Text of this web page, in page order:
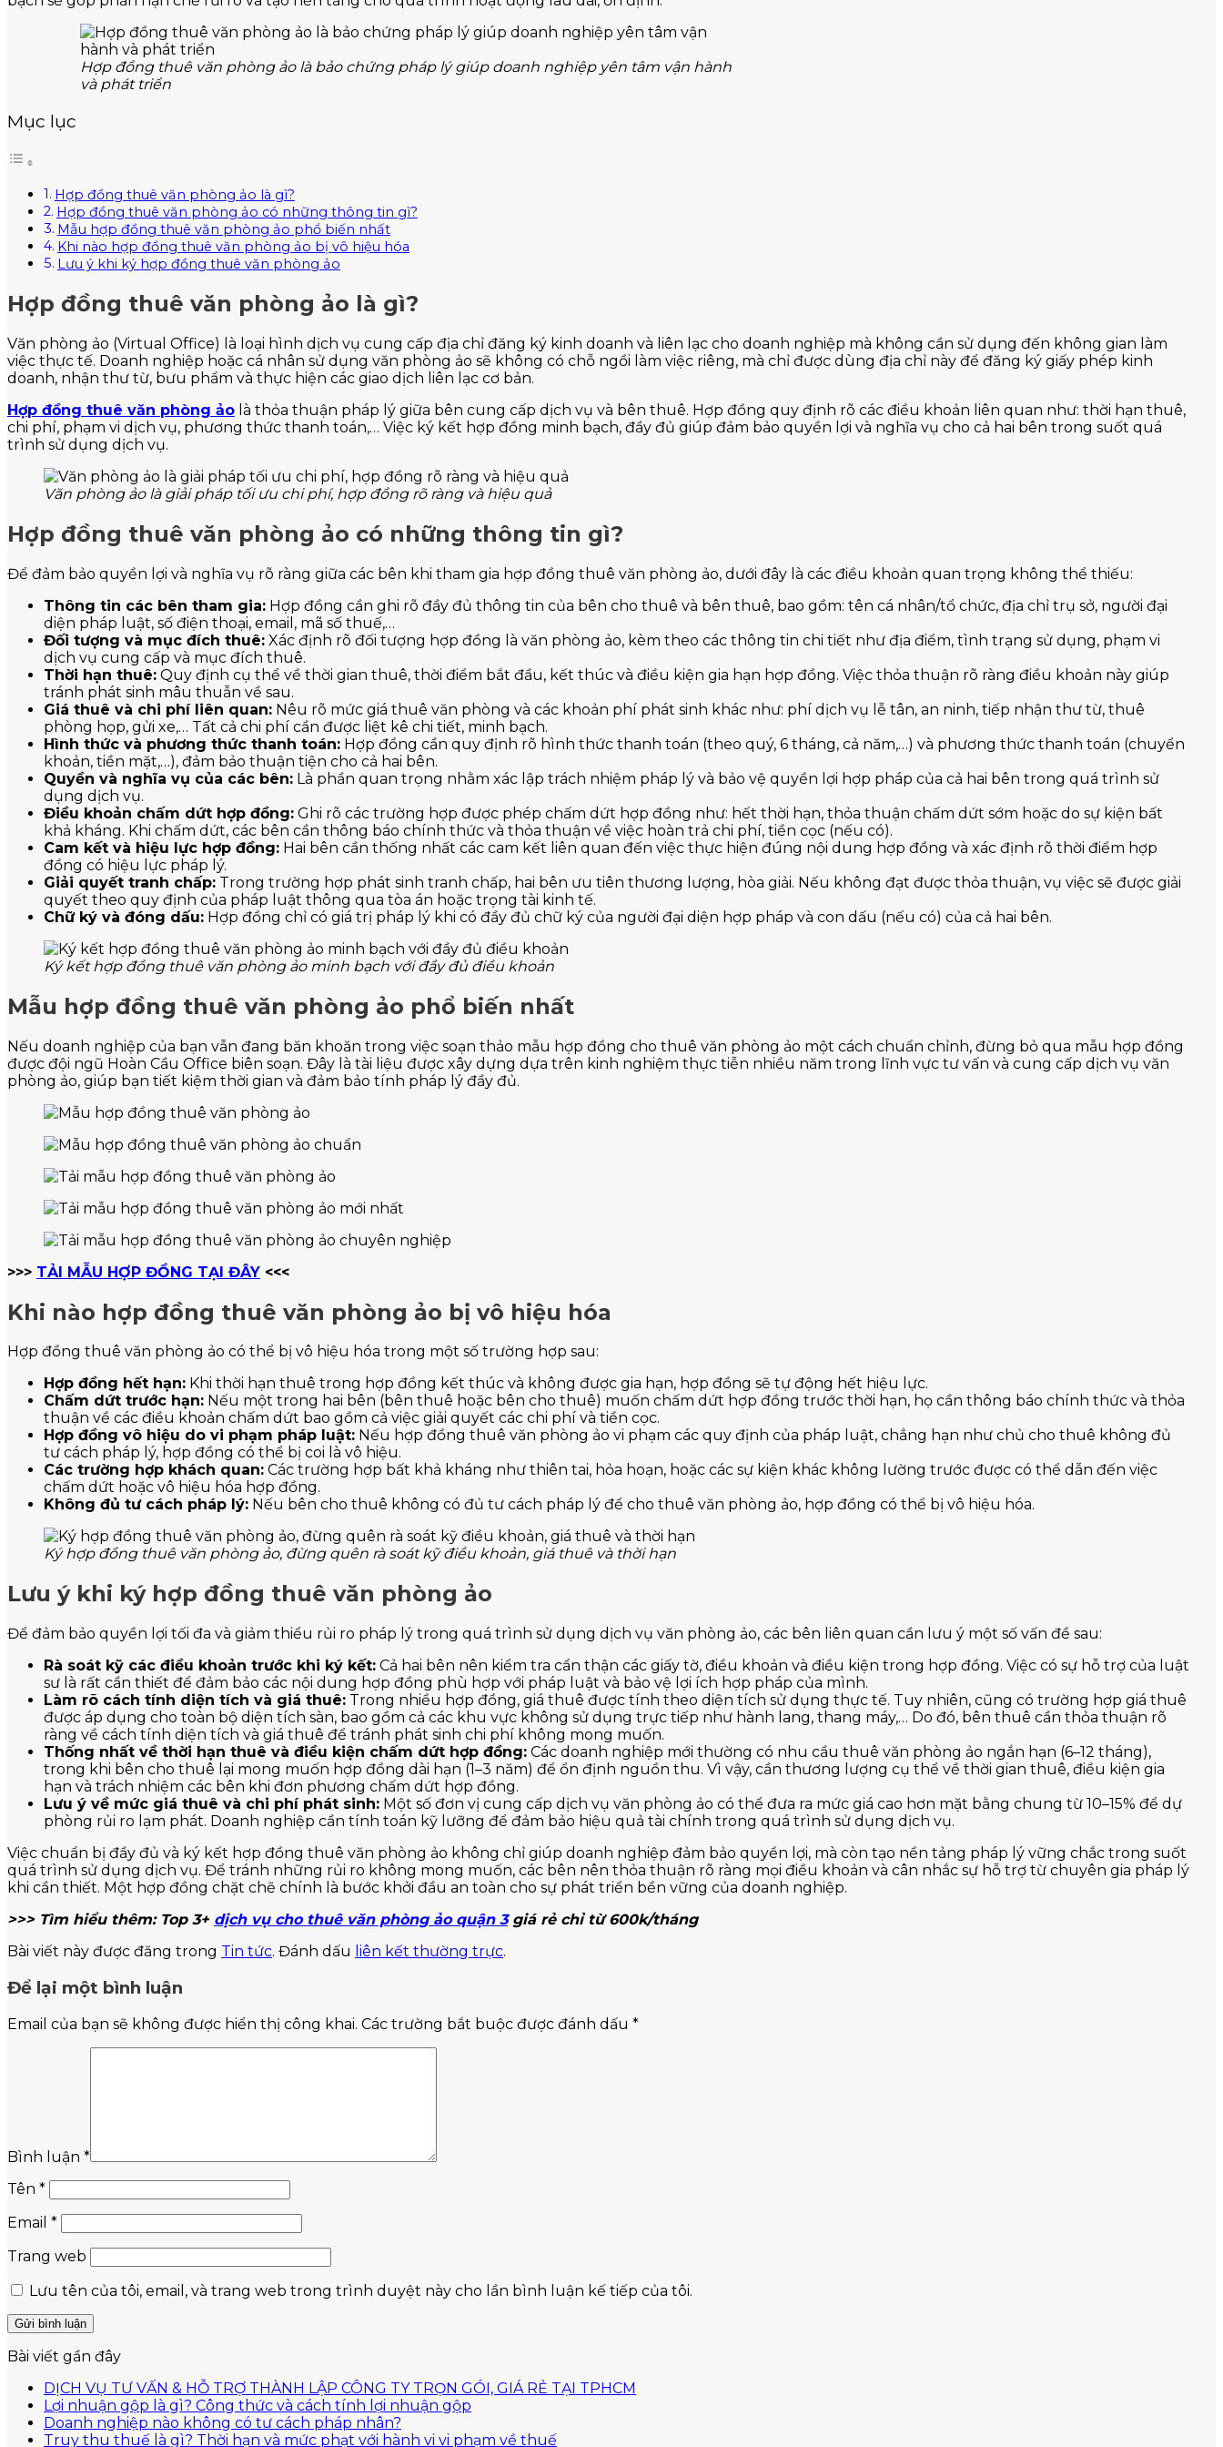
Hợp đồng thuê văn phòng ảo là bảo chứng pháp lý giúp doanh nghiệp yên tâm vận hành
và phát triển
Mục lục
Hợp đồng thuê văn phòng ảo là gì?
Hợp đồng thuê văn phòng ảo có những thông tin gì?
Mẫu hợp đồng thuê văn phòng ảo phổ biến nhất
Khi nào hợp đồng thuê văn phòng ảo bị vô hiệu hóa
Lưu ý khi ký hợp đồng thuê văn phòng ảo
Hợp đồng thuê văn phòng ảo là gì?
Văn phòng ảo (Virtual Office) là loại hình dịch vụ cung cấp địa chỉ đăng ký kinh doanh và liên lạc cho doanh nghiệp mà không cần sử dụng đến không gian làm
việc thực tế. Doanh nghiệp hoặc cá nhân sử dụng văn phòng ảo sẽ không có chỗ ngồi làm việc riêng, mà chỉ được dùng địa chỉ này để đăng ký giấy phép kinh
doanh, nhận thư từ, bưu phẩm và thực hiện các giao dịch liên lạc cơ bản.
Hợp đồng thuê văn phòng ảo là thỏa thuận pháp lý giữa bên cung cấp dịch vụ và bên thuê. Hợp đồng quy định rõ các điều khoản liên quan như: thời hạn thuê,
chi phí, phạm vi dịch vụ, phương thức thanh toán,… Việc ký kết hợp đồng minh bạch, đầy đủ giúp đảm bảo quyền lợi và nghĩa vụ cho cả hai bên trong suốt quá
trình sử dụng dịch vụ.
Văn phòng ảo là giải pháp tối ưu chi phí, hợp đồng rõ ràng và hiệu quả
Hợp đồng thuê văn phòng ảo có những thông tin gì?
Để đảm bảo quyền lợi và nghĩa vụ rõ ràng giữa các bên khi tham gia hợp đồng thuê văn phòng ảo, dưới đây là các điều khoản quan trọng không thể thiếu:
Thông tin các bên tham gia: Hợp đồng cần ghi rõ đầy đủ thông tin của bên cho thuê và bên thuê, bao gồm: tên cá nhân/tổ chức, địa chỉ trụ sở, người đại
diện pháp luật, số điện thoại, email, mã số thuế,…
Đối tượng và mục đích thuê: Xác định rõ đối tượng hợp đồng là văn phòng ảo, kèm theo các thông tin chi tiết như địa điểm, tình trạng sử dụng, phạm vi
dịch vụ cung cấp và mục đích thuê.
Thời hạn thuê: Quy định cụ thể về thời gian thuê, thời điểm bắt đầu, kết thúc và điều kiện gia hạn hợp đồng. Việc thỏa thuận rõ ràng điều khoản này giúp
tránh phát sinh mâu thuẫn về sau.
Giá thuê và chi phí liên quan: Nêu rõ mức giá thuê văn phòng và các khoản phí phát sinh khác như: phí dịch vụ lễ tân, an ninh, tiếp nhận thư từ, thuê
phòng họp, gửi xe,… Tất cả chi phí cần được liệt kê chi tiết, minh bạch.
Hình thức và phương thức thanh toán: Hợp đồng cần quy định rõ hình thức thanh toán (theo quý, 6 tháng, cả năm,…) và phương thức thanh toán (chuyển
khoản, tiền mặt,…), đảm bảo thuận tiện cho cả hai bên.
Quyền và nghĩa vụ của các bên: Là phần quan trọng nhằm xác lập trách nhiệm pháp lý và bảo vệ quyền lợi hợp pháp của cả hai bên trong quá trình sử
dụng dịch vụ.
Điều khoản chấm dứt hợp đồng: Ghi rõ các trường hợp được phép chấm dứt hợp đồng như: hết thời hạn, thỏa thuận chấm dứt sớm hoặc do sự kiện bất
khả kháng. Khi chấm dứt, các bên cần thông báo chính thức và thỏa thuận về việc hoàn trả chi phí, tiền cọc (nếu có).
Cam kết và hiệu lực hợp đồng: Hai bên cần thống nhất các cam kết liên quan đến việc thực hiện đúng nội dung hợp đồng và xác định rõ thời điểm hợp
đồng có hiệu lực pháp lý.
Giải quyết tranh chấp: Trong trường hợp phát sinh tranh chấp, hai bên ưu tiên thương lượng, hòa giải. Nếu không đạt được thỏa thuận, vụ việc sẽ được giải
quyết theo quy định của pháp luật thông qua tòa án hoặc trọng tài kinh tế.
Chữ ký và đóng dấu: Hợp đồng chỉ có giá trị pháp lý khi có đầy đủ chữ ký của người đại diện hợp pháp và con dấu (nếu có) của cả hai bên.
Ký kết hợp đồng thuê văn phòng ảo minh bạch với đầy đủ điều khoản
Mẫu hợp đồng thuê văn phòng ảo phổ biến nhất
Nếu doanh nghiệp của bạn vẫn đang băn khoăn trong việc soạn thảo mẫu hợp đồng cho thuê văn phòng ảo một cách chuẩn chỉnh, đừng bỏ qua mẫu hợp đồng
được đội ngũ Hoàn Cầu Office biên soạn. Đây là tài liệu được xây dựng dựa trên kinh nghiệm thực tiễn nhiều năm trong lĩnh vực tư vấn và cung cấp dịch vụ văn
phòng ảo, giúp bạn tiết kiệm thời gian và đảm bảo tính pháp lý đầy đủ.
>>> TẢI MẪU HỢP ĐỒNG TẠI ĐÂY <<<
Khi nào hợp đồng thuê văn phòng ảo bị vô hiệu hóa
Hợp đồng thuê văn phòng ảo có thể bị vô hiệu hóa trong một số trường hợp sau:
Hợp đồng hết hạn: Khi thời hạn thuê trong hợp đồng kết thúc và không được gia hạn, hợp đồng sẽ tự động hết hiệu lực.
Chấm dứt trước hạn: Nếu một trong hai bên (bên thuê hoặc bên cho thuê) muốn chấm dứt hợp đồng trước thời hạn, họ cần thông báo chính thức và thỏa
thuận về các điều khoản chấm dứt bao gồm cả việc giải quyết các chi phí và tiền cọc.
Hợp đồng vô hiệu do vi phạm pháp luật: Nếu hợp đồng thuê văn phòng ảo vi phạm các quy định của pháp luật, chẳng hạn như chủ cho thuê không đủ
tư cách pháp lý, hợp đồng có thể bị coi là vô hiệu.
Các trường hợp khách quan: Các trường hợp bất khả kháng như thiên tai, hỏa hoạn, hoặc các sự kiện khác không lường trước được có thể dẫn đến việc
chấm dứt hoặc vô hiệu hóa hợp đồng.
Không đủ tư cách pháp lý: Nếu bên cho thuê không có đủ tư cách pháp lý để cho thuê văn phòng ảo, hợp đồng có thể bị vô hiệu hóa.
Ký hợp đồng thuê văn phòng ảo, đừng quên rà soát kỹ điều khoản, giá thuê và thời hạn
Lưu ý khi ký hợp đồng thuê văn phòng ảo
Để đảm bảo quyền lợi tối đa và giảm thiểu rủi ro pháp lý trong quá trình sử dụng dịch vụ văn phòng ảo, các bên liên quan cần lưu ý một số vấn đề sau:
Rà soát kỹ các điều khoản trước khi ký kết: Cả hai bên nên kiểm tra cẩn thận các giấy tờ, điều khoản và điều kiện trong hợp đồng. Việc có sự hỗ trợ của luật
sư là rất cần thiết để đảm bảo các nội dung hợp đồng phù hợp với pháp luật và bảo vệ lợi ích hợp pháp của mình.
Làm rõ cách tính diện tích và giá thuê: Trong nhiều hợp đồng, giá thuê được tính theo diện tích sử dụng thực tế. Tuy nhiên, cũng có trường hợp giá thuê
được áp dụng cho toàn bộ diện tích sàn, bao gồm cả các khu vực không sử dụng trực tiếp như hành lang, thang máy,… Do đó, bên thuê cần thỏa thuận rõ
ràng về cách tính diện tích và giá thuê để tránh phát sinh chi phí không mong muốn.
Thống nhất về thời hạn thuê và điều kiện chấm dứt hợp đồng: Các doanh nghiệp mới thường có nhu cầu thuê văn phòng ảo ngắn hạn (6–12 tháng),
trong khi bên cho thuê lại mong muốn hợp đồng dài hạn (1–3 năm) để ổn định nguồn thu. Vì vậy, cần thương lượng cụ thể về thời gian thuê, điều kiện gia
hạn và trách nhiệm các bên khi đơn phương chấm dứt hợp đồng.
Lưu ý về mức giá thuê và chi phí phát sinh: Một số đơn vị cung cấp dịch vụ văn phòng ảo có thể đưa ra mức giá cao hơn mặt bằng chung từ 10–15% để dự
phòng rủi ro lạm phát. Doanh nghiệp cần tính toán kỹ lưỡng để đảm bảo hiệu quả tài chính trong quá trình sử dụng dịch vụ.
Việc chuẩn bị đầy đủ và ký kết hợp đồng thuê văn phòng ảo không chỉ giúp doanh nghiệp đảm bảo quyền lợi, mà còn tạo nền tảng pháp lý vững chắc trong suốt
quá trình sử dụng dịch vụ. Để tránh những rủi ro không mong muốn, các bên nên thỏa thuận rõ ràng mọi điều khoản và cân nhắc sự hỗ trợ từ chuyên gia pháp lý
khi cần thiết. Một hợp đồng chặt chẽ chính là bước khởi đầu an toàn cho sự phát triển bền vững của doanh nghiệp.
>>> Tìm hiểu thêm: Top 3+ dịch vụ cho thuê văn phòng ảo quận 3giá rẻ chỉ từ 600k/tháng
Bài viết này được đăng trong Tin tức. Đánh dấu liên kết thường trực.
Để lại một bình luận
Email của bạn sẽ không được hiển thị công khai. Các trường bắt buộc được đánh dấu *
Bình luận *
Tên *
Email *
Trang web
Lưu tên của tôi, email, và trang web trong trình duyệt này cho lần bình luận kế tiếp của tôi.
Bài viết gần đây
DỊCH VỤ TƯ VẤN & HỖ TRỢ THÀNH LẬP CÔNG TY TRỌN GÓI, GIÁ RẺ TẠI TPHCM
Lợi nhuận gộp là gì? Công thức và cách tính lợi nhuận gộp
bình
Doanh nghiệp nào không có tư cách pháp nhân?
có
Truy thu thuế là gì? Thời hạn và mức phạt với hành vi vi phạm về thuếKhông